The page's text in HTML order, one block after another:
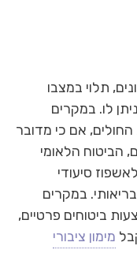
תלוי במצבו
לו. במקרים
החולים, אם כי מדובר
הביטוח הלאומי
סיעודי
במקרים
ביטוחים פרטיים,
מימון ציבורי